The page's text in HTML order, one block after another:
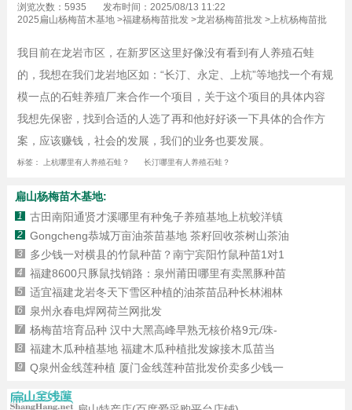
浏览次数：5935
发布时间：2025/08/13 11:22
2025扁山杨梅苗木基地>福建杨梅苗批发>龙岩杨梅苗批发>上杭杨梅苗批
我目前在龙岩市区，在新罗区这里好像没有看到有人养殖石蛙
的，我想在我们龙岩地区如：“长汀、永定、上杭”等地找一个有规
模一点的石蛙养殖厂来合作一个项目，关于这个项目的具体内容
我想先保密，找到合适的人选了再和他好好谈一下具体的合作方
案，应该赚钱，社会的发展，我们的业务也要发展。
标签： 上杭哪里有人养殖石蛙？ 长汀哪里有人养殖石蛙？
扁山杨梅苗木基地:
1 古田南阳通贤才溪哪里有种兔子养殖基地上杭蛟洋镇
2 Gongcheng恭城万亩油茶苗基地 茶籽回收茶树山茶油
3 多少钱一对横县的竹鼠种苗？南宁宾阳竹鼠种苗1对1
4 福建8600只豚鼠找销路：泉州莆田哪里有卖黑豚种苗
5 适宜福建龙岩冬天下雪区种植的油茶苗品种长林湘林
6 泉州永春电焊网荷兰网批发
7 杨梅苗培育品种 汉中大黑高峰早熟无核价格9元/珠-
8 福建木瓜种植基地 福建木瓜种植批发嫁接木瓜苗当
9 Q泉州金线莲种植 厦门金线莲种苗批发价卖多少钱一